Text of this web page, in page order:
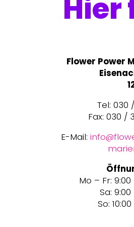
Hier
Flower Power
Tel: 030
Fax: 030 /
E-Mail:
Mo – Fr: 9:00
Sa: 9:00
So: